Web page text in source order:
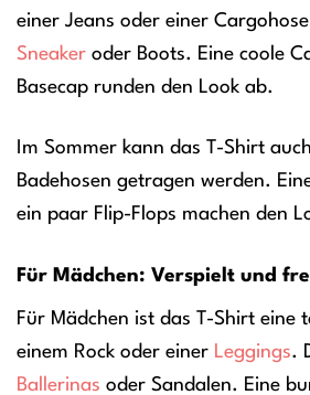
einer Jeans oder einer
Sneaker oder Boots. Eine coole
Basecap runden den Look ab.
Im Sommer kann das T-Shirt
Badehosen getragen werden.
ein paar Flip-Flops machen den
Für Mädchen: Verspielt und
Für Mädchen ist das T-Shirt eine
einem Rock oder einer Leggings.
Ballerinas oder Sandalen. Eine